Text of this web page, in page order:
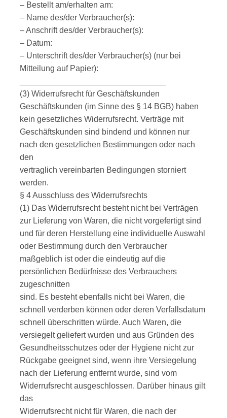
– Bestellt am/erhalten am:
– Name des/der Verbraucher(s):
– Anschrift des/der Verbraucher(s):
– Datum:
– Unterschrift des/der Verbraucher(s) (nur bei
Mitteilung auf Papier):
(3) Widerrufsrecht für Geschäftskunden
Geschäftskunden (im Sinne des § 14 BGB) haben
kein gesetzliches Widerrufsrecht. Verträge mit
Geschäftskunden sind bindend und können nur
nach den gesetzlichen Bestimmungen oder nach
den
vertraglich vereinbarten Bedingungen storniert
werden.
§ 4 Ausschluss des Widerrufsrechts
(1) Das Widerrufsrecht besteht nicht bei Verträgen
zur Lieferung von Waren, die nicht vorgefertigt sind
und für deren Herstellung eine individuelle Auswahl
oder Bestimmung durch den Verbraucher
maßgeblich ist oder die eindeutig auf die
persönlichen Bedürfnisse des Verbrauchers
zugeschnitten
sind. Es besteht ebenfalls nicht bei Waren, die
schnell verderben können oder deren Verfallsdatum
schnell überschritten würde. Auch Waren, die
versiegelt geliefert wurden und aus Gründen des
Gesundheitsschutzes oder der Hygiene nicht zur
Rückgabe geeignet sind, wenn ihre Versiegelung
nach der Lieferung entfernt wurde, sind vom
Widerrufsrecht ausgeschlossen. Darüber hinaus gilt
das
Widerrufsrecht nicht für Waren, die nach der